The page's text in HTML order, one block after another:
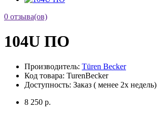
0 отзыва(ов)
104U ПО
Производитель: Türen Becker
Код товара: TurenBecker
Доступность: Заказ ( менее 2х недель)
8 250 р.